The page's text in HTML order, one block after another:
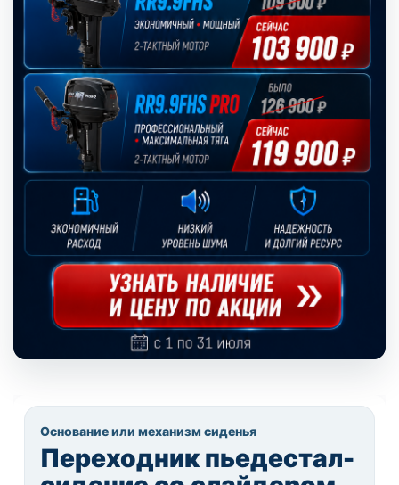
Основание или механизм сиденья
Переходник пьедестал-